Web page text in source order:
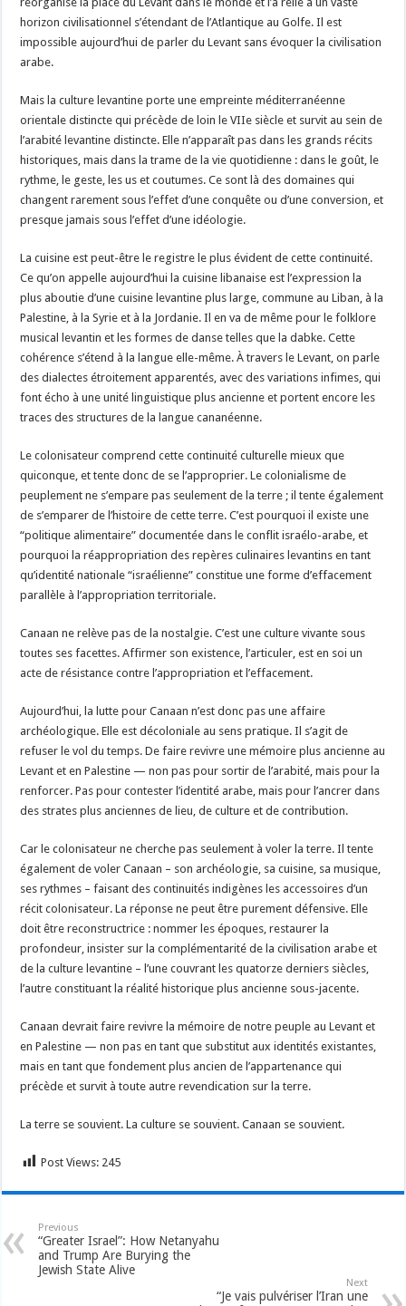
horizon civilisationnel s’étendant de l’Atlantique au Golfe. Il est
impossible aujourd’hui de parler du Levant sans évoquer la civilisation
arabe.
Mais la culture levantine porte une empreinte méditerranéenne
orientale distincte qui précède de loin le VIIe siècle et survit au sein de
l’arabité levantine distincte. Elle n’apparaît pas dans les grands récits
historiques, mais dans la trame de la vie quotidienne : dans le goût, le
rythme, le geste, les us et coutumes. Ce sont là des domaines qui
changent rarement sous l’effet d’une conquête ou d’une conversion, et
presque jamais sous l’effet d’une idéologie.
La cuisine est peut-être le registre le plus évident de cette continuité.
Ce qu’on appelle aujourd’hui la cuisine libanaise est l’expression la
plus aboutie d’une cuisine levantine plus large, commune au Liban, à la
Palestine, à la Syrie et à la Jordanie. Il en va de même pour le folklore
musical levantin et les formes de danse telles que la dabke. Cette
cohérence s’étend à la langue elle-même. À travers le Levant, on parle
des dialectes étroitement apparentés, avec des variations infimes, qui
font écho à une unité linguistique plus ancienne et portent encore les
traces des structures de la langue cananéenne.
Le colonisateur comprend cette continuité culturelle mieux que
quiconque, et tente donc de se l’approprier. Le colonialisme de
peuplement ne s’empare pas seulement de la terre ; il tente également
de s’emparer de l’histoire de cette terre. C’est pourquoi il existe une
“politique alimentaire” documentée dans le conflit israélo-arabe, et
pourquoi la réappropriation des repères culinaires levantins en tant
qu’identité nationale “israélienne” constitue une forme d’effacement
parallèle à l’appropriation territoriale.
Canaan ne relève pas de la nostalgie. C’est une culture vivante sous
toutes ses facettes. Affirmer son existence, l’articuler, est en soi un
acte de résistance contre l’appropriation et l’effacement.
Aujourd’hui, la lutte pour Canaan n’est donc pas une affaire
archéologique. Elle est décoloniale au sens pratique. Il s’agit de
refuser le vol du temps. De faire revivre une mémoire plus ancienne au
Levant et en Palestine — non pas pour sortir de l’arabité, mais pour la
renforcer. Pas pour contester l’identité arabe, mais pour l’ancrer dans
des strates plus anciennes de lieu, de culture et de contribution.
Car le colonisateur ne cherche pas seulement à voler la terre. Il tente
également de voler Canaan – son archéologie, sa cuisine, sa musique,
ses rythmes – faisant des continuités indigènes les accessoires d’un
récit colonisateur. La réponse ne peut être purement défensive. Elle
doit être reconstructrice : nommer les époques, restaurer la
profondeur, insister sur la complémentarité de la civilisation arabe et
de la culture levantine – l’une couvrant les quatorze derniers siècles,
l’autre constituant la réalité historique plus ancienne sous-jacente.
Canaan devrait faire revivre la mémoire de notre peuple au Levant et
en Palestine — non pas en tant que substitut aux identités existantes,
mais en tant que fondement plus ancien de l’appartenance qui
précède et survit à toute autre revendication sur la terre.
La terre se souvient. La culture se souvient. Canaan se souvient.
Post Views: 245
Previous
“Greater Israel”: How Netanyahu
and Trump Are Burying the
Jewish State Alive
Next
“Je vais pulvériser l’Iran une